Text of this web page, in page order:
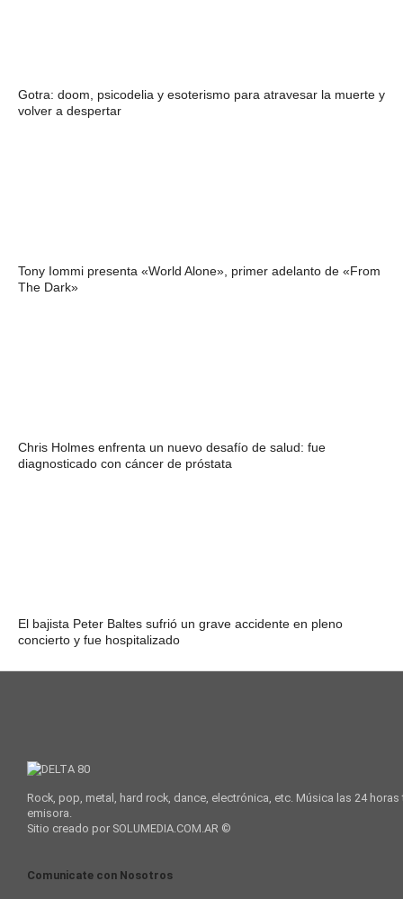
Gotra: doom, psicodelia y esoterismo para atravesar la muerte y
volver a despertar
Tony Iommi presenta «World Alone», primer adelanto de «From
The Dark»
Chris Holmes enfrenta un nuevo desafío de salud: fue
diagnosticado con cáncer de próstata
El bajista Peter Baltes sufrió un grave accidente en pleno
concierto y fue hospitalizado
Rock, pop, metal, hard rock, dance, electrónica, etc. Música las 24
emisora.
Sitio creado por SOLUMEDIA.COM.AR ©
Comunicate con Nosotros